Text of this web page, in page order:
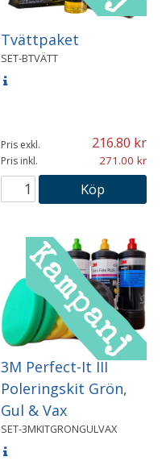
Tvättpaket
SET-BTVÄTT
Pris exkl. 216.80
Pris inkl. 271.00
Köp
3M Perfect-It III
Poleringskit Grön,
Gul & Vax
SET-3MKITGRONGULVAX